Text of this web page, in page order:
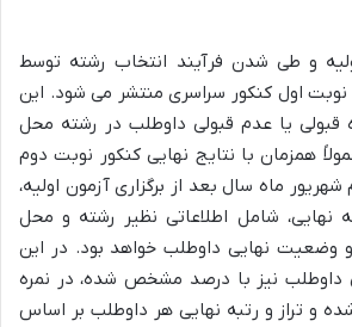
و طی شدن فرآیند انتخاب رشته توسط
نوبت اول کنکور سراسری منتشر می شود. این
قبولی یا عدم قبولی داوطلب در رشته محل
همزمان با نتایج نهایی کنکور نوبت دوم
ماه سال بعد از برگزاری آزمون اولیه،
نهایی، شامل اطلاعاتی نظیر رشته و محل
وضعیت نهایی داوطلب خواهد بود. در این
داوطلب نیز با درصد مشخص شده، در نمره
و تراز و رتبه نهایی هر داوطلب بر اساس